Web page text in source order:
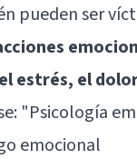
pueden ser
estrés, el
"Psicología
emocional